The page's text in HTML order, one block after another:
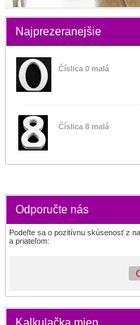
Najprezeranejšie
Číslica 0 malá
Číslica 8 malá
Odporučte nás
Podeľte sa o pozitívnu skúsenosť z
a priateľom: